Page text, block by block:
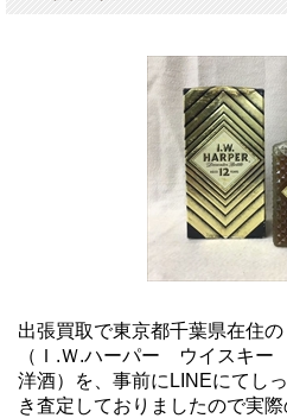
出張買取で東京都千葉県在住の
（Ｉ.Ｗ.ハーパー ウイスキ
洋酒）を、事前にLINEにてし
き査定しておりましたので実